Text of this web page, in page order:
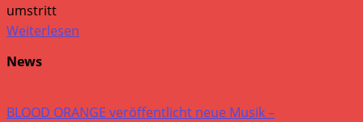
umstritt
Weiterlesen
News
BLOOD ORANGE veröffentlicht neue Musik –